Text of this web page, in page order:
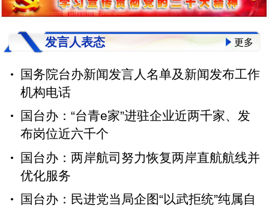
发言人表态 更多
国务院台办新闻发言人名单及新闻发布工作
机构电话
国台办：“台青e家”进驻企业近两千家、发
布岗位近六千个
国台办：两岸航司努力恢复两岸直航航线并
优化服务
国台办：民进党当局企图“以武拒统”纯属自